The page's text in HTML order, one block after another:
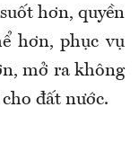
hơn, quyền
hơn, phục vụ
mở ra không
đất nước.